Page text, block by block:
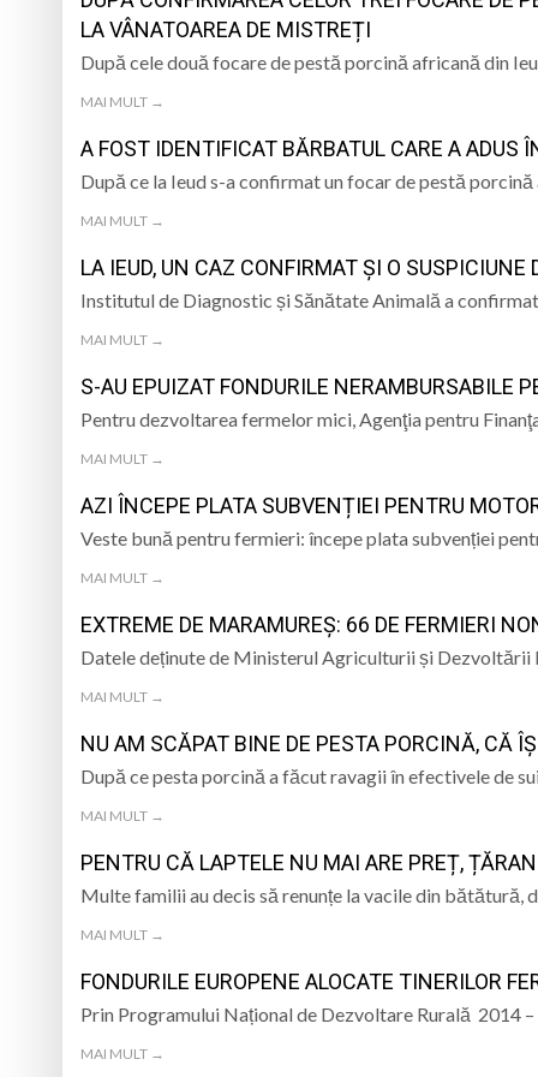
Copiii de la
„Iancu de
Muzeul Județean
Psiholog
Andreea-Mihaela
LA VÂNATOAREA DE MISTREȚI
După cele două focare de pestă porcină africană din
MAI MULT →
A FOST IDENTIFICAT BĂRBATUL CARE A ADUS
După ce la Ieud s-a confirmat un focar de pestă porcină
MAI MULT →
LA IEUD, UN CAZ CONFIRMAT ȘI O
Institutul de Diagnostic și Sănătate Animală a
MAI MULT →
S-AU EPUIZAT FONDURILE NERAMBURSABILE
Pentru dezvoltarea fermelor mici, Agenţia pentru
MAI MULT →
AZI ÎNCEPE PLATA SUBVENȚIEI PENTRU
Veste bună pentru fermieri: începe plata subvenției
MAI MULT →
EXTREME DE MARAMUREȘ: 66 DE FERMIERI
Datele deținute de Ministerul Agriculturii și Dezvoltării
MAI MULT →
NU AM SCĂPAT BINE DE PESTA PORCINĂ, CĂ
După ce pesta porcină a făcut ravagii în efectivele de
MAI MULT →
PENTRU CĂ LAPTELE NU MAI ARE PREȚ,
Multe familii au decis să renunțe la vacile din bătătură,
MAI MULT →
FONDURILE EUROPENE ALOCATE TINERILOR
Prin Programului Național de Dezvoltare Rurală 2014
MAI MULT →